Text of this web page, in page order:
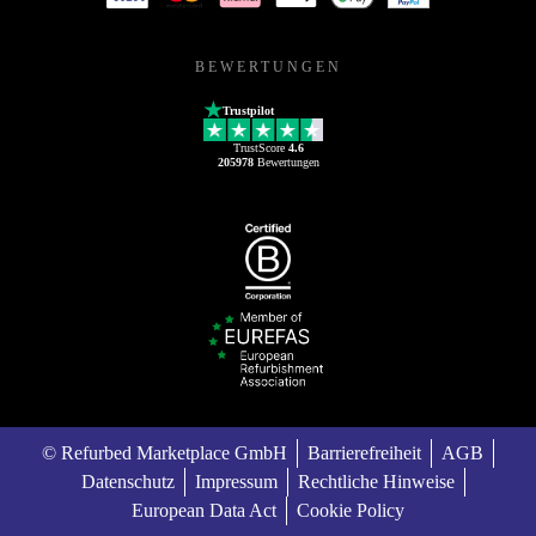
BEWERTUNGEN
Trustpilot
TrustScore 4.6
205978Bewertungen
© Refurbed Marketplace GmbH Barrierefreiheit
AGB
Datenschutz
Impressum
Rechtliche Hinweise
European Data Act
Cookie Policy